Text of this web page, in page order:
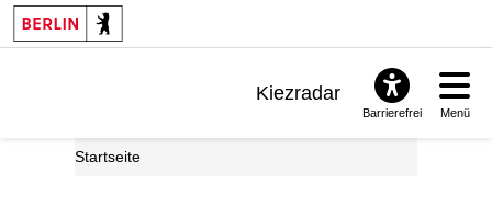
Kiezradar
Barrierefrei Menü
Startseite